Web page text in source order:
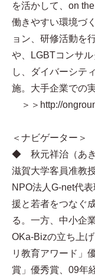
を活かして、on
働きやすい環境づ
ョン、研修活動を
や、LGBTコンサ
し、ダイバーシテ
施。大手企業での
＞＞http://
＜ナビゲーター＞
◆ 秋元祥治（あ
滋賀大学客員准教
NPO法人G-net代
援と若者をつなぐ
る。一方、中小企
OKa-Bizの立ち上
リ教育アワード」
賞」優秀賞、09年